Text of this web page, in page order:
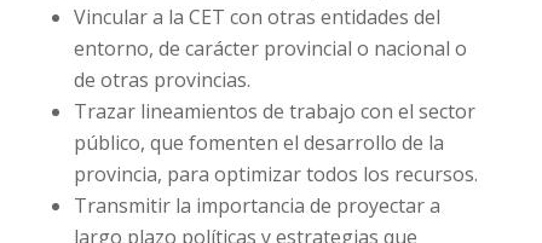
Vincular a la CET con otras entidades del
entorno, de carácter provincial o nacional o
de otras provincias.
Trazar lineamientos de trabajo con el sector
público, que fomenten el desarrollo de la
provincia, para optimizar todos los recursos.
Transmitir la importancia de proyectar a
largo plazo políticas y estrategias que